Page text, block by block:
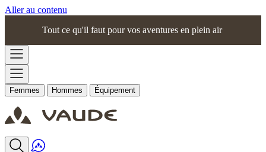
Aller au contenu
Tout ce qu'il faut pour vos aventures en plein air
Femmes Hommes Équipement